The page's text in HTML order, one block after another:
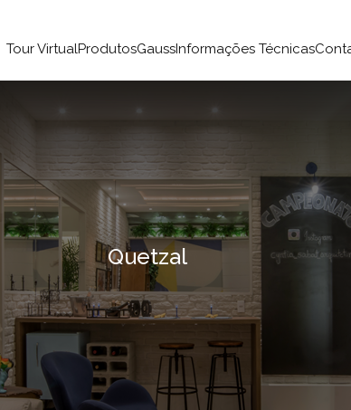
Tour VirtualProdutosGaussInformações Técnicas
Quetzal